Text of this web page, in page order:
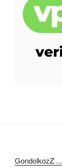
GondolkozZ ...